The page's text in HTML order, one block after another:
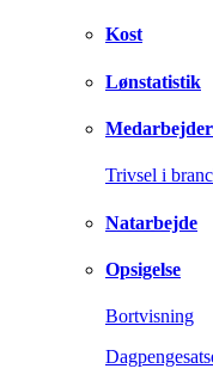
Kost
Lønstatistik
Trivsel i
Natarbejde
Opsigelse
Bortvisning